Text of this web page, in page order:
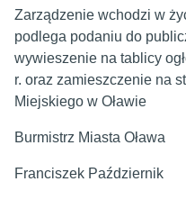
Zarządzenie wchodzi w
podlega podaniu do
wywieszenie na tablicy
r. oraz zamieszczenie na
Miejskiego w Oławie
Burmistrz Miasta Oława
Franciszek Październik